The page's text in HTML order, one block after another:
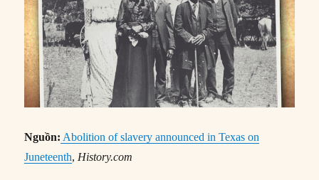
Nguồn: Abolition of slavery announced in Texas on
Juneteenth, History.com